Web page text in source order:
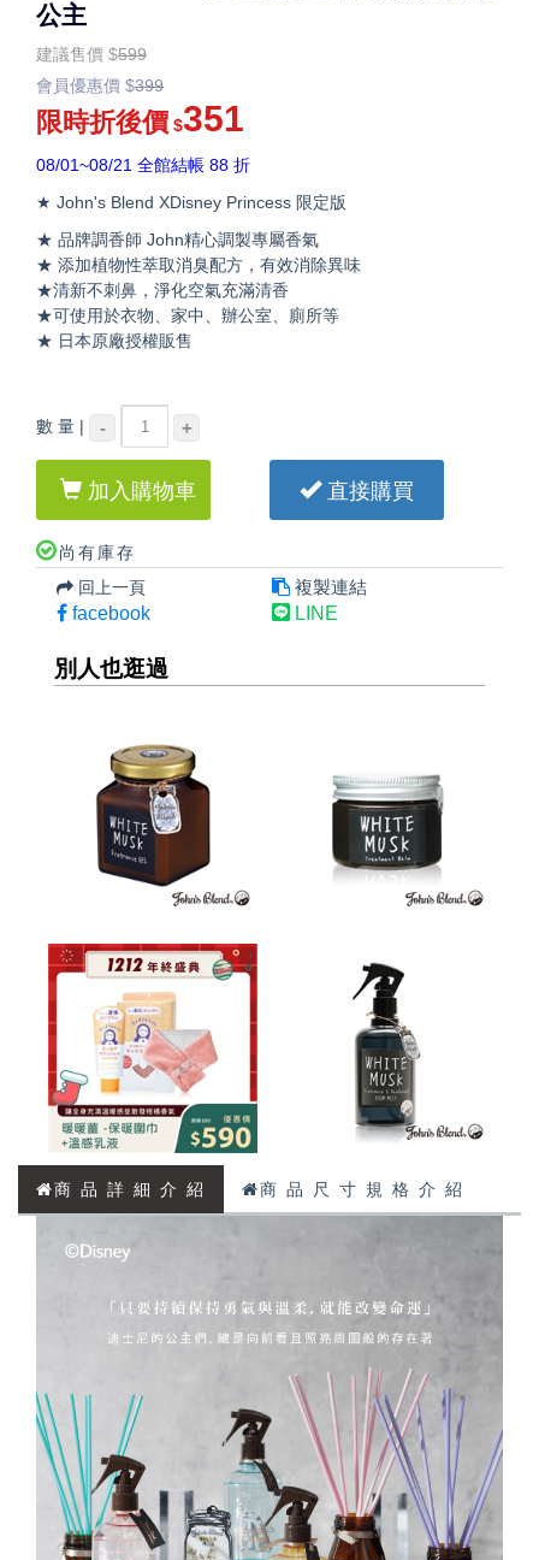
公主
建議售價 $599
會員優惠價 $399
限時折後價 $351
08/01~08/21 全館結帳 88 折
★ John's Blend XDisney Princess 限定版
★ 品牌調香師 John精心調製專屬香氣
★ 添加植物性萃取消臭配方，有效消除異味
★清新不刺鼻，淨化空氣充滿清香
★可使用於衣物、家中、辦公室、廁所等
★ 日本原廠授權販售
數 量 | - +
加入購物車 直接購買
尚有庫存
回上一頁
複製連結
facebook
LINE
別人也逛過
商 品 詳 細 介 紹 商 品 尺 寸 規 格 介 紹